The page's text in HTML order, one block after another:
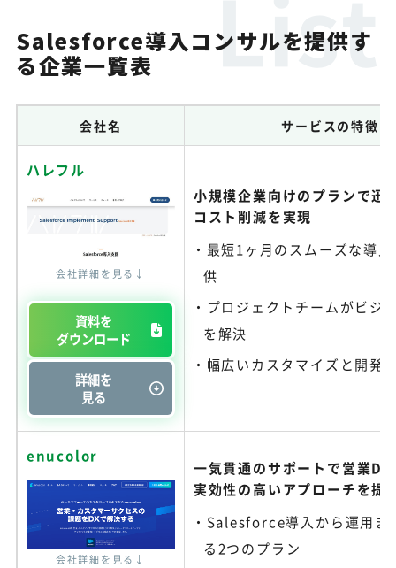
Salesforce導入コンサルを提供す
る企業一覧表
会社名 サービスの特徴
ハレフル
会社詳細を見る↓
資料を
ダウンロード
詳細を
見る
小規模企業向けのプランで迅
コスト削減を実現
最短1ヶ月のスムーズな導
供
プロジェクトチームがビジ
を解決
幅広いカスタマイズと開発
enucolor
会社詳細を見る↓
一気貫通のサポートで営業
実効性の高いアプローチを提
Salesforce導入から運用ま
る2つのプラン